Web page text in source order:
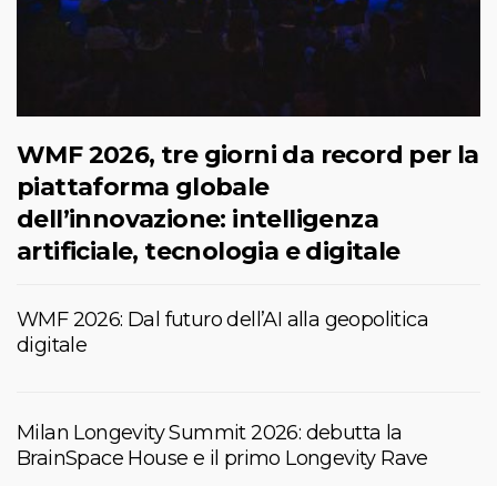
WMF 2026, tre giorni da record per la
piattaforma globale
dell’innovazione: intelligenza
artificiale, tecnologia e digitale
WMF 2026: Dal futuro dell’AI alla geopolitica
digitale
Milan Longevity Summit 2026: debutta la
BrainSpace House e il primo Longevity Rave